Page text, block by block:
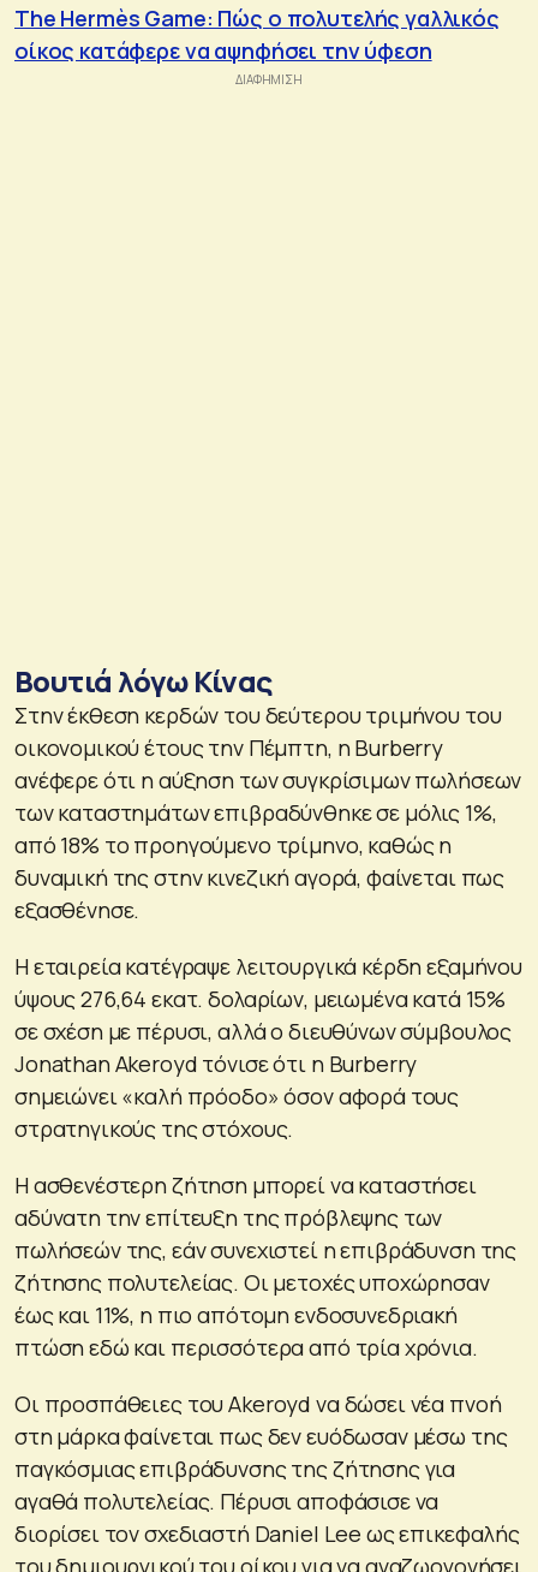
The Hermès Game: Πώς ο πολυτελής γαλλικός
οίκος κατάφερε να αψηφήσει την ύφεση
Βουτιά λόγω Κίνας
Στην έκθεση κερδών του δεύτερου τριμήνου του
οικονομικού έτους την Πέμπτη, η Burberry
ανέφερε ότι η αύξηση των συγκρίσιμων πωλήσεων
των καταστημάτων επιβραδύνθηκε σε μόλις 1%,
από 18% το προηγούμενο τρίμηνο, καθώς η
δυναμική της στην κινεζική αγορά, φαίνεται πως
εξασθένησε.
Η εταιρεία κατέγραψε λειτουργικά κέρδη εξαμήνου
ύψους 276,64 εκατ. δολαρίων, μειωμένα κατά 15%
σε σχέση με πέρυσι, αλλά ο διευθύνων σύμβουλος
Jonathan Akeroyd τόνισε ότι η Burberry
σημειώνει «καλή πρόοδο» όσον αφορά τους
στρατηγικούς της στόχους.
Η ασθενέστερη ζήτηση μπορεί να καταστήσει
αδύνατη την επίτευξη της πρόβλεψης των
πωλήσεών της, εάν συνεχιστεί η επιβράδυνση της
ζήτησης πολυτελείας. Οι μετοχές υποχώρησαν
έως και 11%, η πιο απότομη ενδοσυνεδριακή
πτώση εδώ και περισσότερα από τρία χρόνια.
Οι προσπάθειες του Akeroyd να δώσει νέα πνοή
στη μάρκα φαίνεται πως δεν ευόδωσαν μέσω της
παγκόσμιας επιβράδυνσης της ζήτησης για
αγαθά πολυτελείας. Πέρυσι αποφάσισε να
διορίσει τον σχεδιαστή Daniel Lee ως επικεφαλής
του δημιουργικού του οίκου για να αναζωογονήσει